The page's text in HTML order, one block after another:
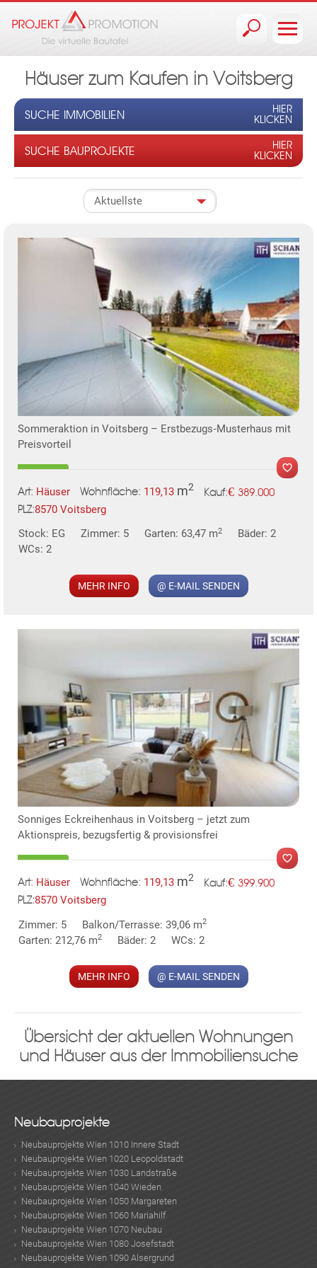
Häuser zum Kaufen in Voitsberg
SUCHE IMMOBILIEN
HIER
KLICKEN
SUCHE BAUPROJEKTE
HIER
KLICKEN
Sommeraktion in Voitsberg – Erstbezugs‑Musterhaus mit
Preisvorteil
Art: Häuser Wohnfläche: 119,13 m2 Kauf:€ 389.000
PLZ:8570 Voitsberg
Stock: EG
Zimmer: 5 Garten: 63,47 m2
Bäder: 2
WCs: 2
MEHR INFO @ E-MAIL SENDEN
Sonniges Eckreihenhaus in Voitsberg – jetzt zum
Aktionspreis, bezugsfertig & provisionsfrei
Art: Häuser Wohnfläche: 119,13 m2 Kauf:€ 399.900
PLZ:8570 Voitsberg
Zimmer: 5
Balkon/Terrasse: 39,06 m2
Garten: 212,76 m2 Bäder: 2 WCs: 2
MEHR INFO @ E-MAIL SENDEN
Übersicht der aktuellen Wohnungen
und Häuser aus der Immobiliensuche
Neubauprojekte
Neubauprojekte Wien 1010 Innere Stadt
Neubauprojekte Wien 1020 Leopoldstadt
Neubauprojekte Wien 1030 Landstraße
Neubauprojekte Wien 1040 Wieden
Neubauprojekte Wien 1050 Margareten
Neubauprojekte Wien 1060 Mariahilf
Neubauprojekte Wien 1070 Neubau
Neubauprojekte Wien 1080 Josefstadt
Neubauprojekte Wien 1090 Alsergrund